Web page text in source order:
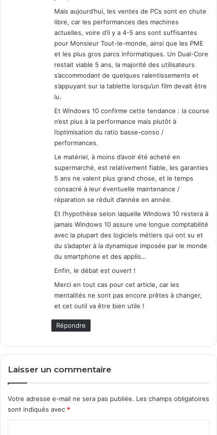
Mais aujourd’hui, les ventes de PCs sont en chute
libre, car les performances des machines
actuelles, voire d’il y a 4-5 ans sont suffisantes
pour Monsieur Tout-le-monde, ainsi que les PME
et les plus gros parcs informatiques. Un Dual-Core
restait viable 5 ans, la majorité des utilisateurs
s’accommodant de quelques ralentissements et
s’appuyant sur la tablette lorsqu’un film devait être
lu.
Et Windows 10 confirme cette tendance : la course
n’est plus à la performance mais plutôt à
l’optimisation du ratio basse-conso /
performances.
Le matériel, à moins d’avoir été acheté en
supermarché, est relativement fiable, les garanties
5 ans ne valent plus grand chose, et le temps
consacré à leur éventuelle maintenance /
réparation se réduit d’année en année.
Et l’hypothèse selon laquelle WIndows 10 restera à
jamais Windows 10 assure une longue comptabilité
avec la plupart des logiciels métiers qui ont su et
du s’adapter à la dynamique imposée par le monde
du smartphone et des applis…
Enfin, le débat est ouvert !
Merci en tout cas pour cet article, car les
mentalités ne sont pas encore prêtes à changer,
et cet outil va être bien utile !
Répondre
Laisser un commentaire
Votre adresse e-mail ne sera pas publiée. Les champs obligatoires
sont indiqués avec *